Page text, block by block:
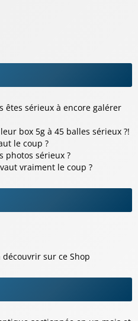
êtes sérieux à encore galérer
box 5g à 45 balles sérieux ?!
le coup ?
photos sérieux ?
vraiment le coup ?
découvrir sur ce Shop